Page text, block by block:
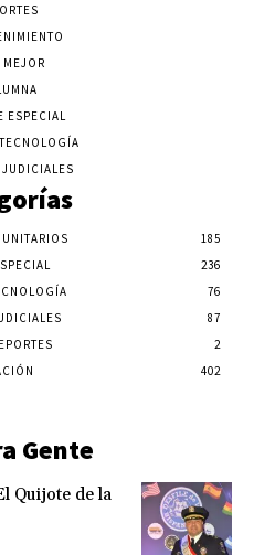
ESPECIAL
185
236
76
87
2
402
Gente
Quijote de la